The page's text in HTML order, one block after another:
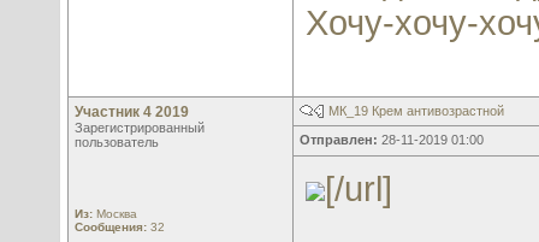
Хочу-хочу-
Участник 4 2019
Зарегистрированный
пользователь
Из: Москва
Сообщения: 32
МК_19 Крем антивозрастной
Отправлен: 28-11-2019 01:00
[/url]